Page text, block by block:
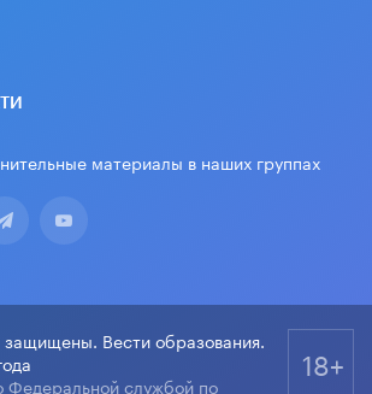
материалы в наших группах
Вести образования.
Федеральной службой по
18+